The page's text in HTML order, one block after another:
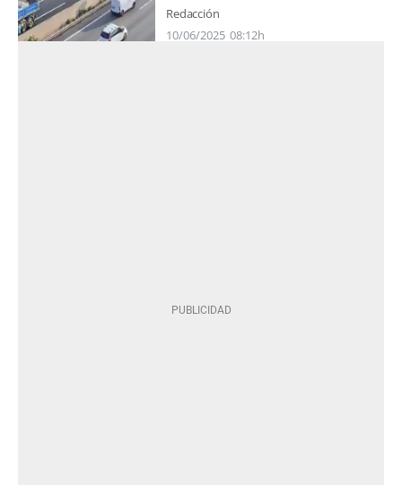
Redacción
10/06/2025 08:12h